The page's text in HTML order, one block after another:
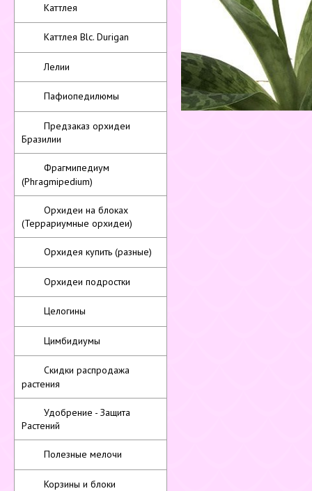
Каттлея
Каттлея Blc. Durigan
Лелии
Пафиопедилюмы
Предзаказ орхидеи
Бразилии
Фрагмипедиум
(Phragmipedium)
Орхидеи на блоках
(Террариумные орхидеи)
Орхидея купить (разные)
Орхидеи подростки
Целогины
Цимбидиумы
Скидки распродажа
растения
Удобрение - Защита
Растений
Полезные мелочи
Корзины и блоки